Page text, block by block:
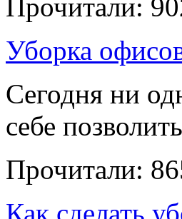
Прочитали:
Уборка
Сегодня ни
себе
Прочитали: